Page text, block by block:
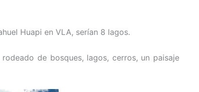
Huapi en VLA, serían 8 lagos.
de bosques, lagos, cerros, un paisaje